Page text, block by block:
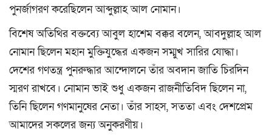
পুনর্জাগরণ করেছিলেন আব্দুল্লাহ আল নোমান।
বিশেষ অতিথির বক্তব্যে আবুল হাশেম বক্কর বলেন, আবদুল্লাহ আল
নোমান ছিলেন মহান মুক্তিযুদ্ধের একজন সম্মুখ সারির যোদ্ধা।
দেশের গণতন্ত্র পুনরুদ্ধার আন্দোলনে তাঁর অবদান জাতি চিরদিন
স্মরণ রাখবে। নোমান ভাই শুধু একজন রাজনীতিবিদ ছিলেন না,
তিনি ছিলেন গণমানুষের নেতা। তাঁর সাহস, সততা এবং দেশপ্রেম
আমাদের সকলের জন্য অনুকরণীয়।